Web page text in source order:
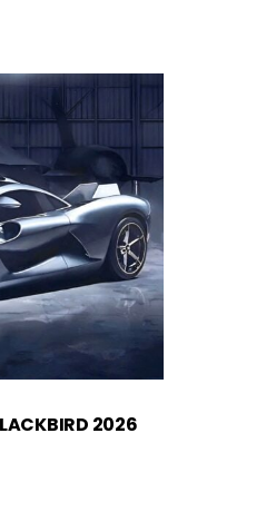
2026